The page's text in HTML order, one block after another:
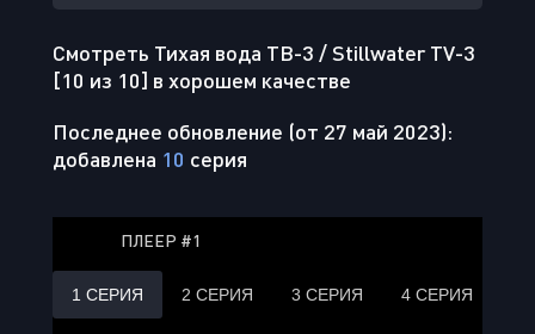
Смотреть Тихая вода ТВ-3 / Stillwater TV-3
[10 из 10] в хорошем качестве
Последнее обновление (от 27 май 2023):
добавлена 10 серия
ПЛЕЕР #1